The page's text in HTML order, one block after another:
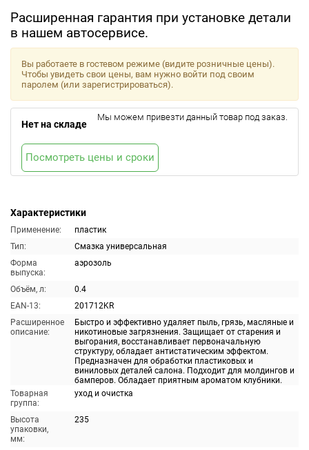
Расширенная гарантия при установке детали
в нашем автосервисе.
Характеристики
Применение:
пластик
Тип:
Смазка универсальная
Форма
выпуска:
аэрозоль
Объём, л:
0.4
EAN-13:
201712KR
Расширенное
описание:
Быстро и эффективно удаляет пыль, грязь, масляные и
никотиновые загрязнения. Защищает от старения и
выгорания, восстанавливает первоначальную
структуру, обладает антистатическим эффектом.
Предназначен для обработки пластиковых и
виниловых деталей салона. Подходит для молдингов и
бамперов. Обладает приятным ароматом клубники.
Товарная
группа:
уход и очистка
Высота
упаковки,
мм:
235
Вы работаете в гостевом режиме (видите розничные цены).
Чтобы увидеть свои цены, вам нужно войти под своим
паролем (или зарегистрироваться).
Нет на складе
Мы можем привезти данный товар под заказ.
Посмотреть цены и сроки